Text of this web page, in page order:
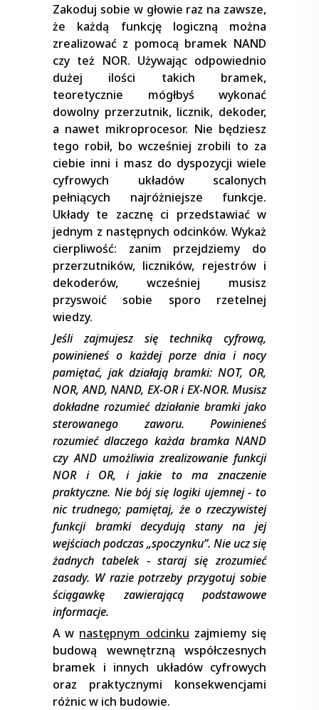
Zakoduj sobie w głowie raz na zawsze,
że każdą funkcję logiczną można
zrealizować z pomocą bramek NAND
czy też NOR. Używając odpowiednio
dużej ilości takich bramek,
teoretycznie mógłbyś wykonać
dowolny przerzutnik, licznik, dekoder,
a nawet mikroprocesor. Nie będziesz
tego robił, bo wcześniej zrobili to za
ciebie inni i masz do dyspozycji wiele
cyfrowych układów scalonych
pełniących najróżniejsze funkcje.
Układy te zacznę ci przedstawiać w
jednym z następnych odcinków. Wykaż
cierpliwość: zanim przejdziemy do
przerzutników, liczników, rejestrów i
dekoderów, wcześniej musisz
przyswoić sobie sporo rzetelnej
wiedzy.
Jeśli zajmujesz się techniką cyfrową,
powinieneś o każdej porze dnia i nocy
pamiętać, jak działają bramki: NOT, OR,
NOR, AND, NAND, EX−OR i EX−NOR. Musisz
dokładne rozumieć działanie bramki jako
sterowanego zaworu. Powinieneś
rozumieć dlaczego każda bramka NAND
czy AND umożliwia zrealizowanie funkcji
NOR i OR, i jakie to ma znaczenie
praktyczne. Nie bój się logiki ujemnej − to
nic trudnego; pamiętaj, że o rzeczywistej
funkcji bramki decydują stany na jej
wejściach podczas „spoczynku”. Nie ucz się
żadnych tabelek − staraj się zrozumieć
zasady. W razie potrzeby przygotuj sobie
ściągawkę zawierającą podstawowe
informacje.
A w następnym odcinku zajmiemy się
budową wewnętrzną współczesnych
bramek i innych układów cyfrowych
oraz praktycznymi konsekwencjami
różnic w ich budowie.